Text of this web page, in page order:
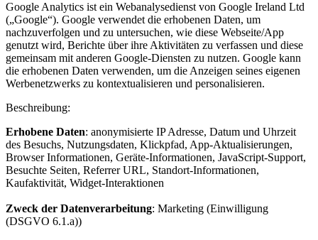
Google Analytics ist ein Webanalysedienst von Google Ireland Ltd
(„Google“). Google verwendet die erhobenen Daten, um
nachzuverfolgen und zu untersuchen, wie diese Webseite/App
genutzt wird, Berichte über ihre Aktivitäten zu verfassen und diese
gemeinsam mit anderen Google-Diensten zu nutzen. Google kann
die erhobenen Daten verwenden, um die Anzeigen seines eigenen
Werbenetzwerks zu kontextualisieren und personalisieren.
Beschreibung:
Erhobene Daten: anonymisierte IP Adresse, Datum und Uhrzeit
des Besuchs, Nutzungsdaten, Klickpfad, App-Aktualisierungen,
Browser Informationen, Geräte-Informationen, JavaScript-Support,
Besuchte Seiten, Referrer URL, Standort-Informationen,
Kaufaktivität, Widget-Interaktionen
Zweck der Datenverarbeitung: Marketing (Einwilligung
(DSGVO 6.1.a))